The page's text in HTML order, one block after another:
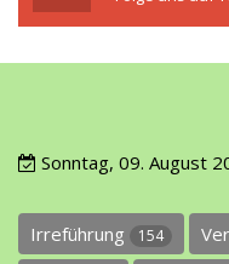
Sonntag, 09. August
Irreführung 154